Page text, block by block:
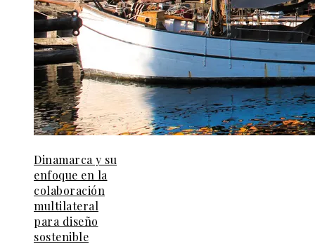
Dinamarca y su
enfoque en la
colaboración
multilateral
para diseño
sostenible